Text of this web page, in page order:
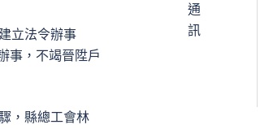
立法令辦事
事，不竭晉陞戶
，縣總工會林
通
訊